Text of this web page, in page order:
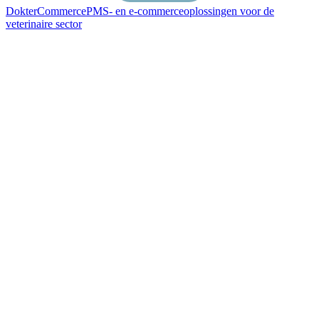
DokterCommercePMS- en e-commerceoplossingen voor de
veterinaire sector